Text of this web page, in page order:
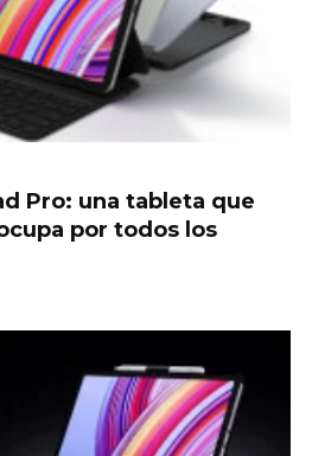
Pro: una tableta que
por todos los